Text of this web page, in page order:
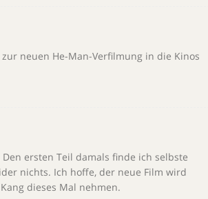
neuen He-Man-Verfilmung in die Kinos
ersten Teil damals finde ich selbste
nichts. Ich hoffe, der neue Film wird
dieses Mal nehmen.